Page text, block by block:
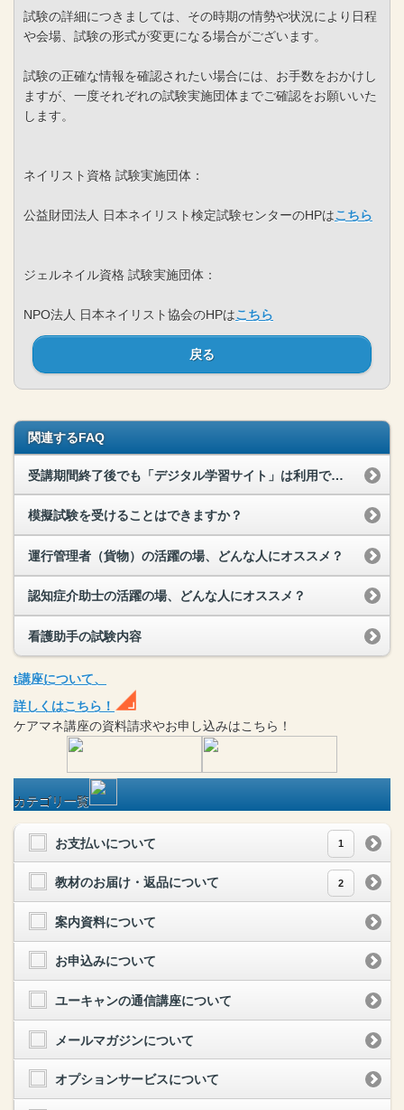
試験の詳細につきましては、その時期の情勢や状況により日程
や会場、試験の形式が変更になる場合がございます。
試験の正確な情報を確認されたい場合には、お手数をおかけし
ますが、一度それぞれの試験実施団体までご確認をお願いいた
します。
ネイリスト資格 試験実施団体：
公益財団法人 日本ネイリスト検定試験センターのHPはこちら
ジェルネイル資格 試験実施団体：
NPO法人 日本ネイリスト協会のHPはこちら
戻る
関連するFAQ
受講期間終了後でも「デジタル学習サイト」は利用できますか？
模擬試験を受けることはできますか？
運行管理者（貨物）の活躍の場、どんな人にオススメ？
認知症介助士の活躍の場、どんな人にオススメ？
看護助手の試験内容
t講座について、
詳しくはこちら！
ケアマネ講座の資料請求やお申し込みはこちら！
カテゴリ一覧
お支払いについて 1
教材のお届け・返品について 2
案内資料について
お申込みについて
ユーキャンの通信講座について
メールマガジンについて
オプションサービスについて